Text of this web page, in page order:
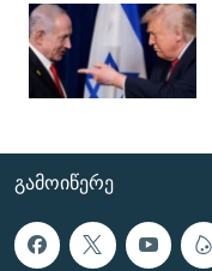
ᲒᲐᲛᲝᲘᲬᲔᲠᲔ